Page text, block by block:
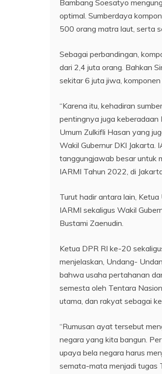
Bambang Soesatyo
optimal. Sumberdaya
500 orang matra laut, serta
Sebagai perbandingan,
dari 2,4 juta orang. Bahkan
sekitar 6 juta jiwa,
“Karena itu, kehadiran
pentingnya juga
Umum Zulkifli Hasan yang
Wakil Gubernur DKI Jakarta.
tanggungjawab besar untuk
IARMI Tahun 2022, di
Turut hadir antara lain,
IARMI sekaligus Wakil
Bustami Zaenudin.
Ketua DPR RI ke-20
menjelaskan, Undang-
bahwa usaha pertahanan
semesta oleh Tentara
utama, dan rakyat sebagai
“Rumusan ayat tersebut
negara yang kita bangun.
upaya bela negara harus
semata-mata menjadi tugas